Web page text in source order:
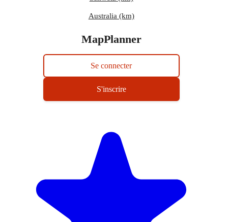
Australia (km)
MapPlanner
Se connecter
S'inscrire